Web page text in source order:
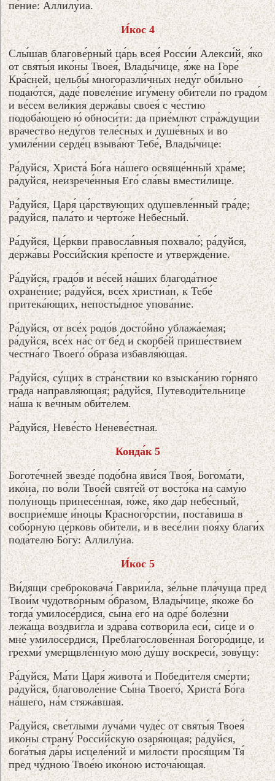
пе́ние: Аллилу́иа.
И́кос 4
Слы́шав благове́рный ца́рь всея́ Росси́и Алекси́й, я́ко
от святы́я ико́ны Твоея́, Влады́чице, я́же на Горе́
Кра́сней, цельбы́ многоразли́чных неду́г оби́льно
подаю́тся, даде́ повеле́ние игу́мену оби́тели по градо́м
и ве́сем вели́кия держа́вы своея́ с че́стию
подоба́ющею ю́ обноси́ти: да прие́млют стра́ждущии
врачество́ неду́гов теле́сных и душе́вных и во
умиле́нии серде́ц взыва́ют Тебе́, Влады́чице:
Ра́дуйся, Христа́ Бо́га на́шего освяще́нный хра́ме;
ра́дуйся, неизрече́нныя Его́ сла́вы вмести́лище.
Ра́дуйся, Царя́ ца́рствующих одушевле́нный гра́де;
ра́дуйся, пала́то и черто́же Небе́сный.
Ра́дуйся, Це́ркви правосла́вныя похвало́; ра́дуйся,
держа́вы Росси́йския кре́посте и утвержде́ние.
Ра́дуйся, градо́в и ве́сей на́ших благода́тное
охране́ние; ра́дуйся, все́х христиа́н, к Тебе́
притека́ющих, непосты́дное упова́ние.
Ра́дуйся, от все́х родо́в досто́йно ублажа́емая;
ра́дуйся, все́х на́с от бе́д и скорбе́й прише́ствием
честна́го Твоего́ о́браза избавля́ющая.
Ра́дуйся, су́щих в стра́нствии ко взыска́нию го́рняго
гра́да направля́ющая; ра́дуйся, Путеводи́тельнице
на́ша к ве́чным оби́телем.
Ра́дуйся, Неве́сто Неневе́стная.
Конда́к 5
Боготе́чней звезде́ подо́бна яви́ся Твоя́, Богома́ти,
ико́на, по во́ли Твое́й святе́й от восто́ка на саму́ю
полу́нощь принесе́нная, ю́же, я́ко да́р небе́сный,
восприе́мше и́ноцы Красного́рстии, поста́виша в
собо́рную це́рковь оби́тели, и в весе́лии поя́ху благи́х
пода́телю Бо́гу: Аллилу́иа.
И́кос 5
Ви́дящи среброковача́ Гаврии́ла, зе́льне пла́чуща пред
Твои́м чудотво́рным о́бразом, Влады́чице, я́коже бо
тогда́ умилосе́рдися, сы́на его́ на одре́ боле́зни
лежа́ща воздви́гла и здра́ва сотвори́ла еси́, си́це и о
мне́ умилосе́рдися, Преблагослове́нная Богоро́дице, и
грехми́ умерщвле́нную мою́ ду́шу воскреси́, зову́щу:
Ра́дуйся, Ма́ти Царя́ живота́ и Победи́теля сме́рти;
ра́дуйся, благоволе́ние Сы́на Твоего́, Христа́ Бо́га
на́шего, на́м стяжа́вшая.
Ра́дуйся, све́тлыми луча́ми чуде́с от святы́я Твоея́
ико́ны страну́ Росси́йскую озаря́ющая; ра́дуйся,
бога́тыя да́ры исцеле́ний и ми́лости прося́щим Тя́
пред чу́дною Твое́ю ико́ною источа́ющая.